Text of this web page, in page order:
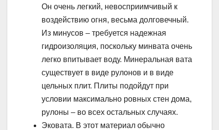
Он очень легкий, невосприимчивый к
воздействию огня, весьма долговечный.
Из минусов – требуется надежная
гидроизоляция, поскольку минвата очень
легко впитывает воду. Минеральная вата
существует в виде рулонов и в виде
цельных плит. Плиты подойдут при
условии максимально ровных стен дома,
рулоны – во всех остальных случаях.
Эковата. В этот материал обычно